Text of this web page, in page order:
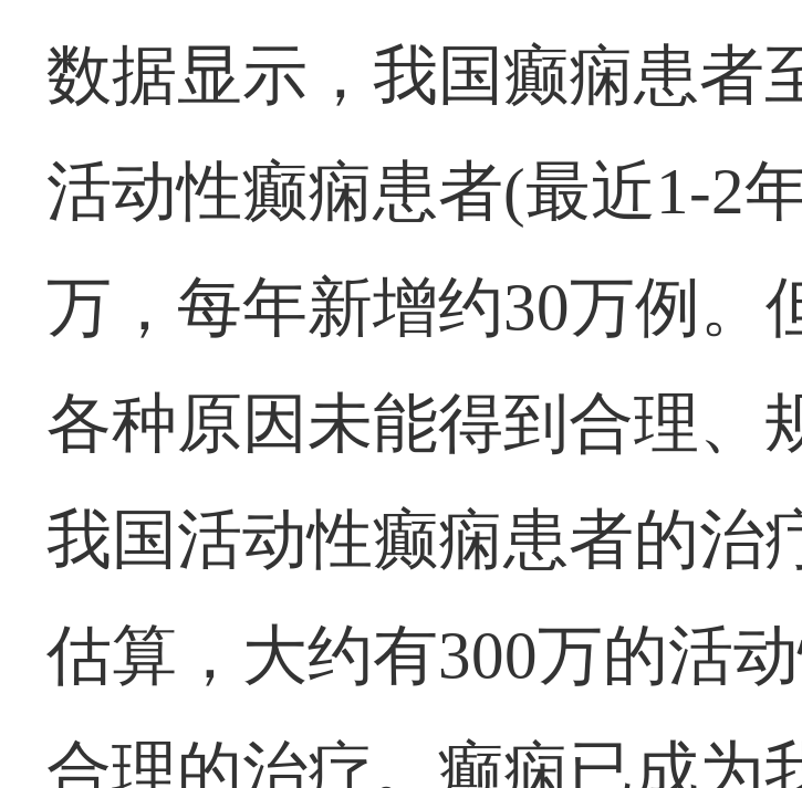
数据显示，我国癫痫患者
活动性癫痫患者(最近1-2
万，每年新增约30万例。
各种原因未能得到合理、
我国活动性癫痫患者的治
估算，大约有300万的活
合理的治疗。癫痫已成为